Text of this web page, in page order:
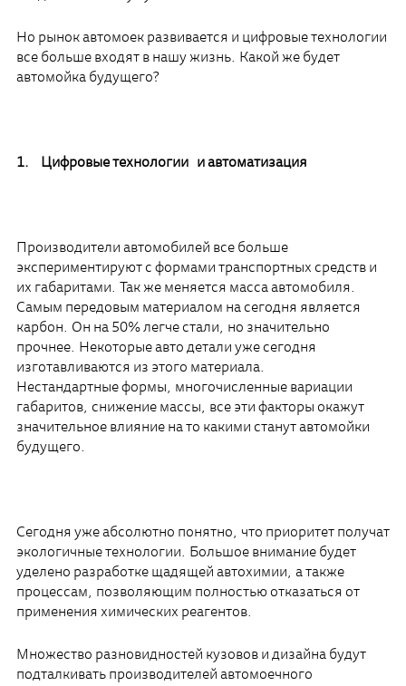
Но рынок автомоек развивается и цифровые технологии
все больше входят в нашу жизнь. Какой же будет
автомойка будущего?
1. Цифровые технологии и автоматизация
Производители автомобилей все больше
экспериментируют с формами транспортных средств и
их габаритами. Так же меняется масса автомобиля.
Самым передовым материалом на сегодня является
карбон. Он на 50% легче стали, но значительно
прочнее. Некоторые авто детали уже сегодня
изготавливаются из этого материала.
Нестандартные формы, многочисленные вариации
габаритов, снижение массы, все эти факторы окажут
значительное влияние на то какими станут автомойки
будущего.
Сегодня уже абсолютно понятно, что приоритет получат
экологичные технологии. Большое внимание будет
уделено разработке щадящей автохимии, а также
процессам, позволяющим полностью отказаться от
применения химических реагентов.
Множество разновидностей кузовов и дизайна будут
подталкивать производителей автомоечного